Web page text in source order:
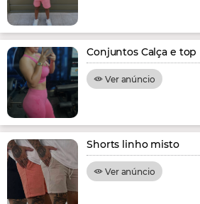
Conjuntos Calça e top
Ver anúncio
Shorts linho misto
Ver anúncio